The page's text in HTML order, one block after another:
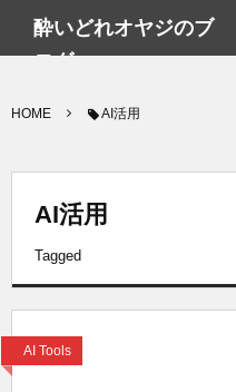
酔いどれオヤジのブ
ログwp
HOME AI活用
AI活用
Tagged
AI Tools